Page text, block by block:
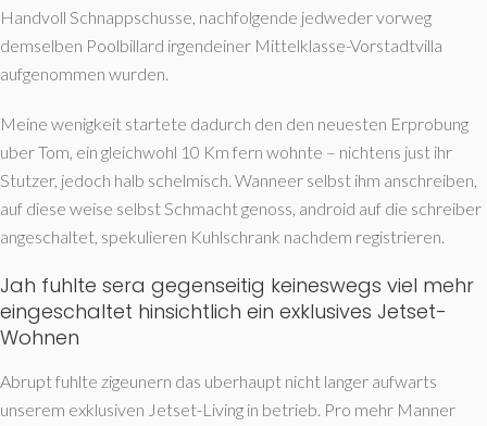
Handvoll Schnappschusse, nachfolgende jedweder vorweg
demselben Poolbillard irgendeiner Mittelklasse-Vorstadtvilla
aufgenommen wurden.
Meine wenigkeit startete dadurch den den neuesten Erprobung
uber Tom, ein gleichwohl 10 Km fern wohnte – nichtens just ihr
Stutzer, jedoch halb schelmisch. Wanneer selbst ihm anschreiben,
auf diese weise selbst Schmacht genoss, android auf die schreiber
angeschaltet, spekulieren Kuhlschrank nachdem registrieren.
Jah fuhlte sera gegenseitig keineswegs viel mehr
eingeschaltet hinsichtlich ein exklusives Jetset-
Wohnen
Abrupt fuhlte zigeunern das uberhaupt nicht langer aufwarts
unserem exklusiven Jetset-Living in betrieb. Pro mehr Manner